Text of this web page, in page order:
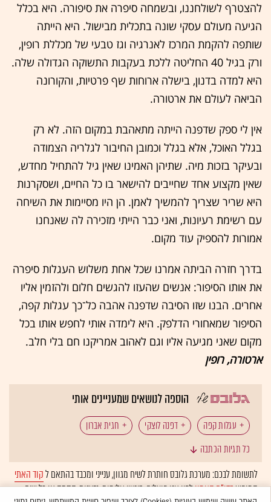
להצטרף לשולחננו, ובשמחה סיפרה את סיפורה. היא בכלל
הגיעה מעולם עסקי שונה בתכלית מבישול. היא הייתה
שותפה להקמת המרכז לאנרגיה וגז טבעי של מכללת רופין,
ורק בגיל 40 החליטה ללכת בעקבות התשוקה הגדולה שלה.
היא למדה בדנון, בישלה ארוחות שף פרטיות, והקורונה
הביאה לעולם את ארטורה.
אין לי ספק שדפנה הייתה מתאהבת במקום הזה. לא רק
בגלל האוכל, אלא בגלל וכמובן החיבור לגלריה הצמודה
ובעיקר בזכות מיה. שתיהן האמינו שאין גיל להתחיל מחדש,
שאין מקצוע אחד שחייבים להישאר בו כל החיים, ושסקרנות
היא שריר שצריך להמשיך לאמן. הן היו מסיימות את השיחה
עם רשימת רעיונות, ואני כבר הייתי מזכירה לה שאנחנו
אמורות להספיק עוד מקום.
בדרך חזרה הביתה אמרנו שכל אחת משלוש העגלות סיפרה
את אותו הסיפור: אנשים שהעזו להגשים חלום ולהזמין אליו
אחרים. הבנו שזו הסיבה שדפנה אהבה כל־כך עגלות קפה,
הסיפור שמאחורי הדלפק. היא לימדה אותי לחפש אותו בכל
מקום שאני מגיעה אליו וגם לאהוב אמריקנו חם בלי חלב.
ארטורה, רופין
הוספה לנושאים שמעניינים אותי
עגלות קפה דפנה לוצקי
חגית אברון
כל תגיות הכתבה
לתשומת לבכם: מערכת גלובס חותרת לשיח מגוון, ענייני ומכבד בהתאם לקוד האתי
המופיעבדו"ח האמוןלפיו אנו פועלים. ביטויי אלימות, גזענות, הסתה או כל שיח